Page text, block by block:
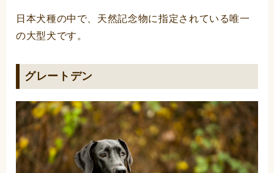
日本犬種の中で、天然記念物に指定されている唯一
の大型犬です。
グレートデン